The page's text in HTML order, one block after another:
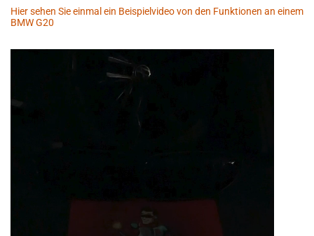
Hier sehen Sie einmal ein Beispielvideo von den Funktionen an einem
BMW G20